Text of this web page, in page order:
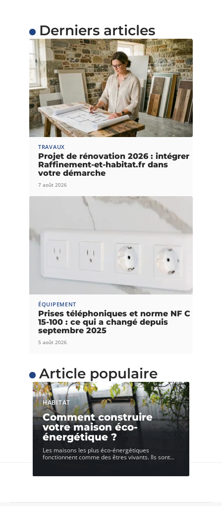
Derniers articles
TRAVAUX
Projet de rénovation 2026 : intégrer
Raffinement-et-habitat.fr dans
votre démarche
7 août 2026
ÉQUIPEMENT
Prises téléphoniques et norme NF C
15-100 : ce qui a changé depuis
septembre 2025
5 août 2026
Article populaire
HABITAT
Comment construire
votre maison éco-
énergétique ?
Les maisons les plus éco-énergétiques
fonctionnent comme des êtres vivants. Ils sont…